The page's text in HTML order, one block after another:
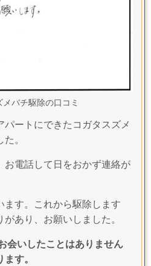
バチ駆除の口コミ
パートにできたコガタスズメ
。
お電話して日をおかず連絡が
ます。これから駆除します
あり、お願いしました。
会いしたことはありません
す。